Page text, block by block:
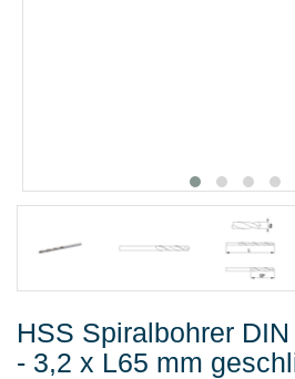
HSS Spiralbohrer
- 3,2 x L65 mm